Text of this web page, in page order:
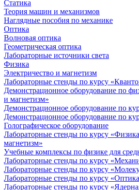
Статика
Теория машин и механизмов
Наглядные пособия по механике
Оптика
Волновая оптика
Геометрическая оптика
Лабораторные источники света
Физика
Электричество и магнетизм
Лабораторные стенды по курсу
Демонстрационное оборудование по
и магнетизм»
Демонстрационное оборудование по
Демонстрационное оборудование по
Голографическое оборудование
Лабораторные стенды по курсу
магнетизм»
Учебные комплексы по физике для
Лабораторные стенды по курсу
Лабораторные стенды по курсу
Лабораторные стенды по курсу
Лабораторные стенды по курсу